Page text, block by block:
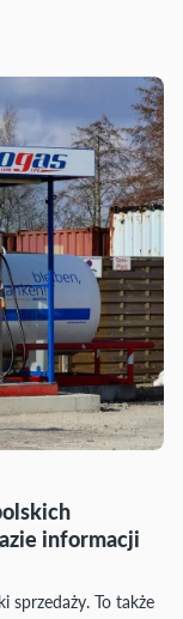
informacji
sprzedaży. To także